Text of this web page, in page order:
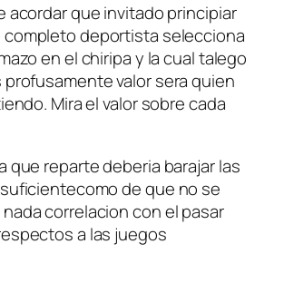
acordar que invitado principiar
deportista selecciona
en el chiripa y la cual talego
profusamente valor sera quien
Mira el valor sobre cada
que reparte deberia barajar las
de que no se
correlacion con el pasar
a las juegos